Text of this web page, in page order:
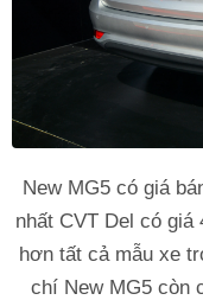
New MG5 có giá
nhất CVT Del có
hơn tất cả mẫu xe
chí New MG5 còn